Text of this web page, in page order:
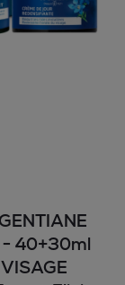
- 40+30ml